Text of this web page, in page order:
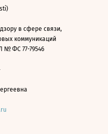
в сфере связи,
коммуникаций
№ ФС 77-79546